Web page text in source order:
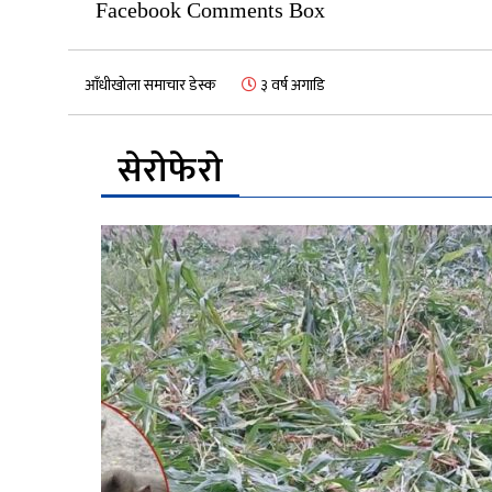
Facebook Comments Box
आँधीखोला समाचार डेस्क ३ वर्ष अगाडि
सेरोफेरो